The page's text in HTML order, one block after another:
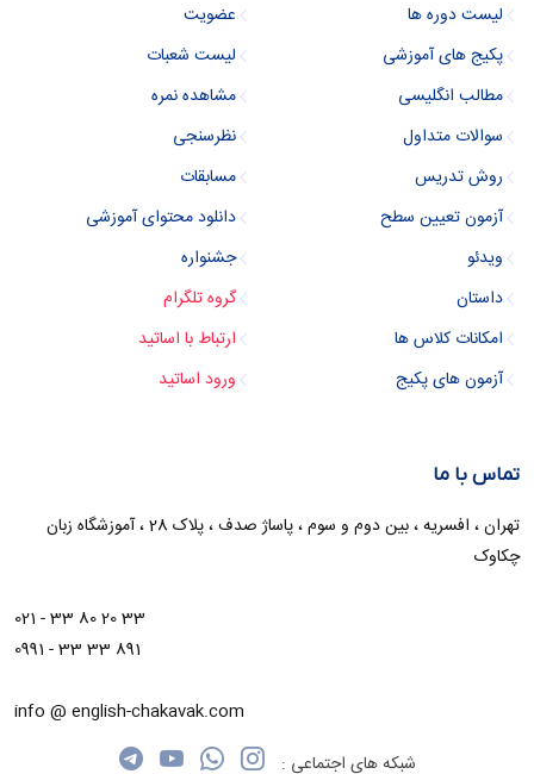
لیست دوره ها
پکیج های آموزشی
مطالب انگلیسی
سوالات متداول
روش تدریس
آزمون تعیین سطح
ویدئو
داستان
امکانات کلاس ها
آزمون های پکیج
عضویت
لیست شعبات
مشاهده نمره
نظرسنجی
مسابقات
دانلود محتوای آموزشی
جشنواره
گروه تلگرام
ارتباط با اساتید
ورود اساتید
تماس با ما
تهران ، افسریه ، بین دوم و سوم ، پاساژ صدف ، پلاک 28 ، آموزشگاه زبان
چکاوک
021 - 33 80 20 33
0991 - 33 33 891
info @ english-chakavak.com
شبکه های اجتماعی :